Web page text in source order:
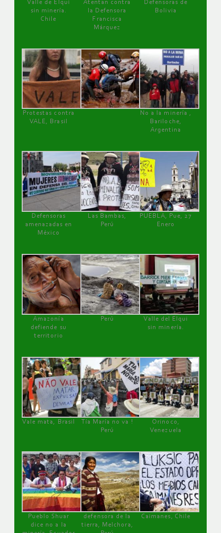
Valle de Elqui
sin minería.
Chile
Atentan contra
la Defensora
Francisca
Márquez
Defensoras de
Bolivia
Protestas contra
VALE, Brasil
No a la minería ,
Bariloche,
Argentina
Defensoras
amenazadas en
México
Las Bambas,
Perú
PUEBLA, Pue, 27
Enero
Amazonía
defiende su
territorio
Perú
Valle del Elqui
sin minería.
Vale mata, Brasil
Tía María no va !
Perú
Orinoco,
Venezuela
Pueblo Shuar
dice no a la
defensora de la
tierra, Melchora,
Caimanes, Chile